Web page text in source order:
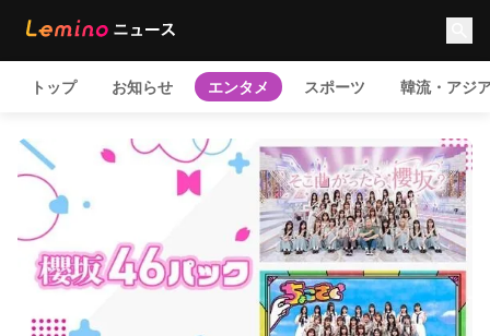
トップ お知らせ エンタメ スポーツ 韓流・アジ